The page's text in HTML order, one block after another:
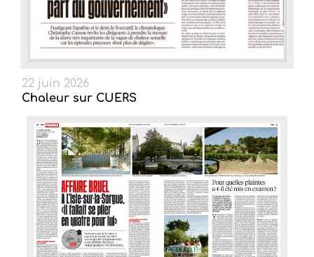
22 juin 2026
Chaleur sur CUERS